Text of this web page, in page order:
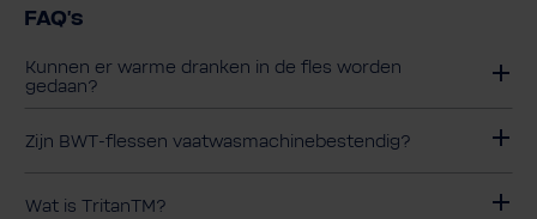
FAQ's
Kunnen er warme dranken in de fles worden
gedaan?
Zijn BWT-flessen vaatwasmachinebestendig?
Wat is TritanTM?